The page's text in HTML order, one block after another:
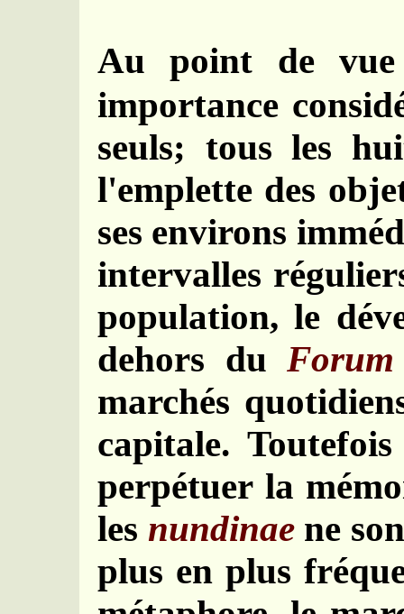
Au point de
importance
seuls; tous les
l'emplette des
ses environs
intervalles
population, le
dehors du
marchés
capitale.
perpétuer la
les nundinaene
plus en plus